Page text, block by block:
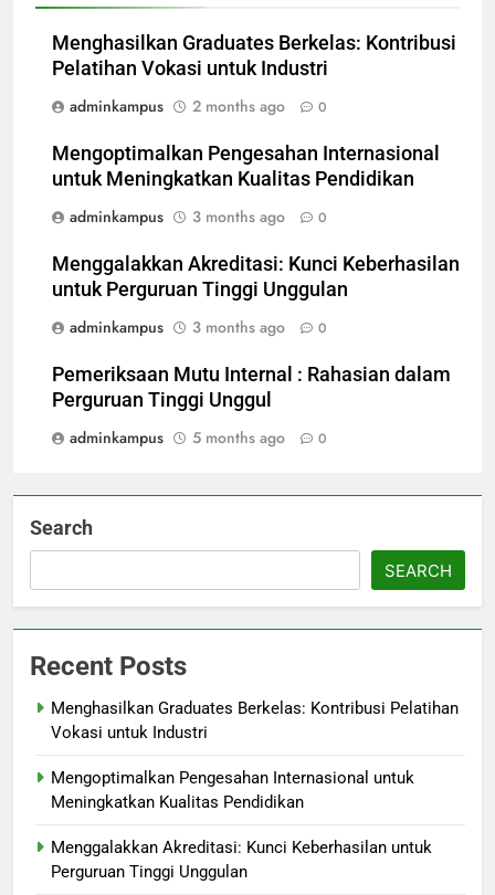
Menghasilkan Graduates Berkelas: Kontribusi
Pelatihan Vokasi untuk Industri
adminkampus
2 months ago 0
Mengoptimalkan Pengesahan Internasional
untuk Meningkatkan Kualitas Pendidikan
adminkampus
3 months ago 0
Menggalakkan Akreditasi: Kunci Keberhasilan
untuk Perguruan Tinggi Unggulan
adminkampus
3 months ago 0
Pemeriksaan Mutu Internal : Rahasian dalam
Perguruan Tinggi Unggul
adminkampus
5 months ago 0
Search
SEARCH
Recent Posts
Menghasilkan Graduates Berkelas: Kontribusi Pelatihan
Vokasi untuk Industri
Mengoptimalkan Pengesahan Internasional untuk
Meningkatkan Kualitas Pendidikan
Menggalakkan Akreditasi: Kunci Keberhasilan untuk
Perguruan Tinggi Unggulan